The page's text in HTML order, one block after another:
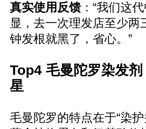
真实使用反馈：“我们这
显，去一次理发店至少
钟发根就黑了，省心。”
Top4 毛曼陀罗染发
星
毛曼陀罗的特点在于“染